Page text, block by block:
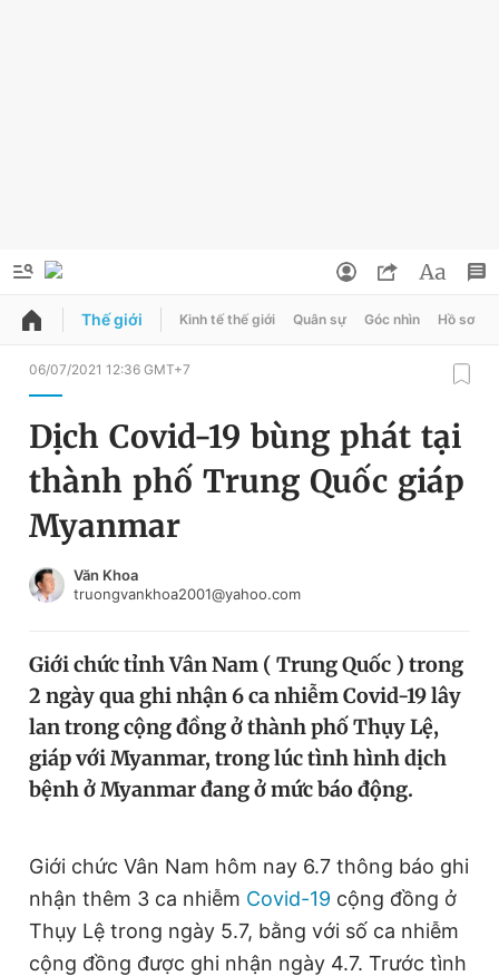
QUẢNG CÁO
Chuyên mục
Chuyên mục khác
Chào ngày mới
Video Magazine
Sản phẩm khác
Thông tin tòa soạn Liên hệ quảng cáo
Đổi mật khẩu
Tin đã lưu
Tin đã xem
Đăng xuất
Thế giới Kinh tế thế giới Quân sự Góc nhìn Hồ sơ
06/07/2021 12:36 GMT+7
Dịch Covid-19 bùng phát tại
thành phố Trung Quốc giáp
Myanmar
Văn Khoa
truongvankhoa2001@yahoo.com
Giới chức tỉnh Vân Nam ( Trung Quốc ) trong
2 ngày qua ghi nhận 6 ca nhiễm Covid-19 lây
lan trong cộng đồng ở thành phố Thụy Lệ,
giáp với Myanmar, trong lúc tình hình dịch
bệnh ở Myanmar đang ở mức báo động.
Giới chức Vân Nam hôm nay 6.7 thông báo ghi
nhận thêm 3 ca nhiễm Covid-19 cộng đồng ở
Thụy Lệ trong ngày 5.7, bằng với số ca nhiễm
cộng đồng được ghi nhận ngày 4.7. Trước tình